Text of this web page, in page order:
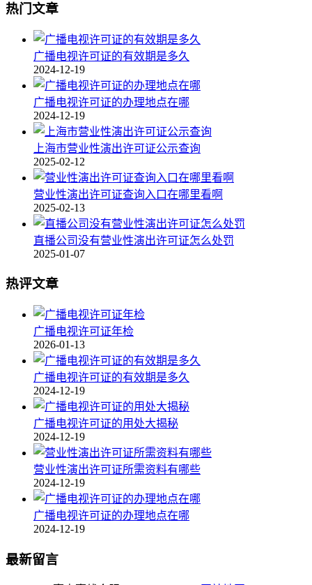
热门文章
广播电视许可证的有效期是多久
2024-12-19
广播电视许可证的办理地点在哪
2024-12-19
上海市营业性演出许可证公示查询
2025-02-12
营业性演出许可证查询入口在哪里看啊
2025-02-13
直播公司没有营业性演出许可证怎么处罚
2025-01-07
热评文章
广播电视许可证年检
2026-01-13
广播电视许可证的有效期是多久
2024-12-19
广播电视许可证的用处大揭秘
2024-12-19
营业性演出许可证所需资料有哪些
2024-12-19
广播电视许可证的办理地点在哪
2024-12-19
最新留言